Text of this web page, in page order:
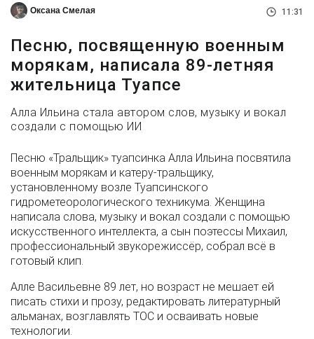
Оксана Смелая 11:31
Песню, посвященную военным
морякам, написала 89-летняя
жительница Туапсе
Алла Ильина стала автором слов, музыку и вокал
создали с помощью ИИ
Песню «Тральщик» туапсинка Алла Ильина посвятила
военным морякам и катеру-тральщику,
установленному возле Туапсинского
гидрометеорологического техникума. Женщина
написала слова, музыку и вокал создали с помощью
искусственного интеллекта, а сын поэтессы Михаил,
профессиональный звукорежиссёр, собрал всё в
готовый клип.
Алле Васильевне 89 лет, но возраст не мешает ей
писать стихи и прозу, редактировать литературный
альманах, возглавлять ТОС и осваивать новые
технологии.